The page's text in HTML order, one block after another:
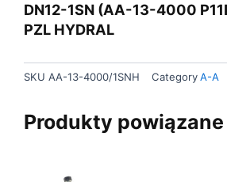
DN12-1SN (AA-13-4000
PZL HYDRAL
SKU AA-13-4000/1SNH CategoryA-A
Produkty powiązane